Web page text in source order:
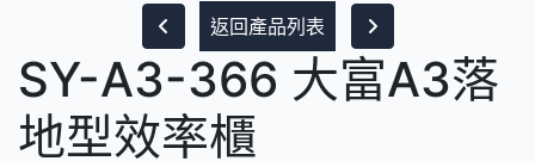
返回產品列表
SY-A3-366 大富A3落
地型效率櫃